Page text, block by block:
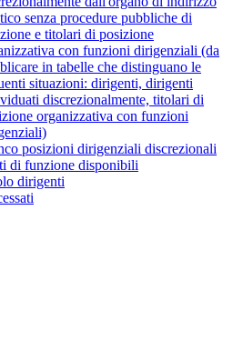
senza procedure pubbliche di
e titolari di posizione
con funzioni dirigenziali (da
in tabelle che distinguano le
situazioni: dirigenti, dirigenti
discrezionalmente, titolari di
organizzativa con funzioni
posizioni dirigenziali discrezionali
di funzione disponibili
dirigenti